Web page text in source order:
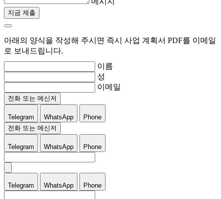
지금 제출
아래의 양식을 작성해 주시면 즉시 사업 계획서 PDF를 이메일
로 보내드립니다.
이름
성
이메일
전화 또는 메신저
Telegram WhatsApp
Phone
전화 또는 메신저
Telegram WhatsApp Phone
Telegram WhatsApp Phone